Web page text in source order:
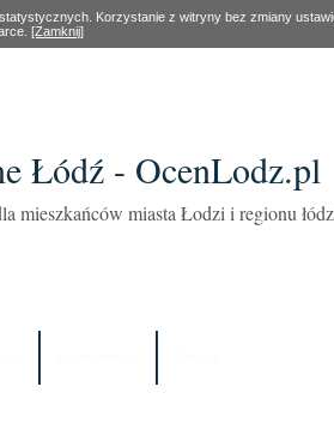
Korzystanie z witryny bez zmiany
[Zamknij]
Łódź - OcenLodz.pl
mieszkańców miasta Łodzi i regionu